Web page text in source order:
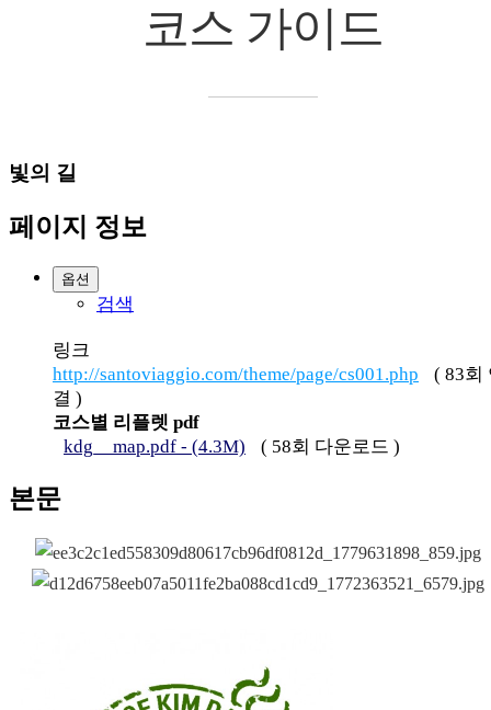
코스 가이드
빛의 길
페이지 정보
옵션
검색
링크
http://santoviaggio.com/theme/page/cs001.php
( 83회
결 )
코스별 리플렛 pdf
kdg__map.pdf - (4.3M)
( 58회 다운로드 )
본문